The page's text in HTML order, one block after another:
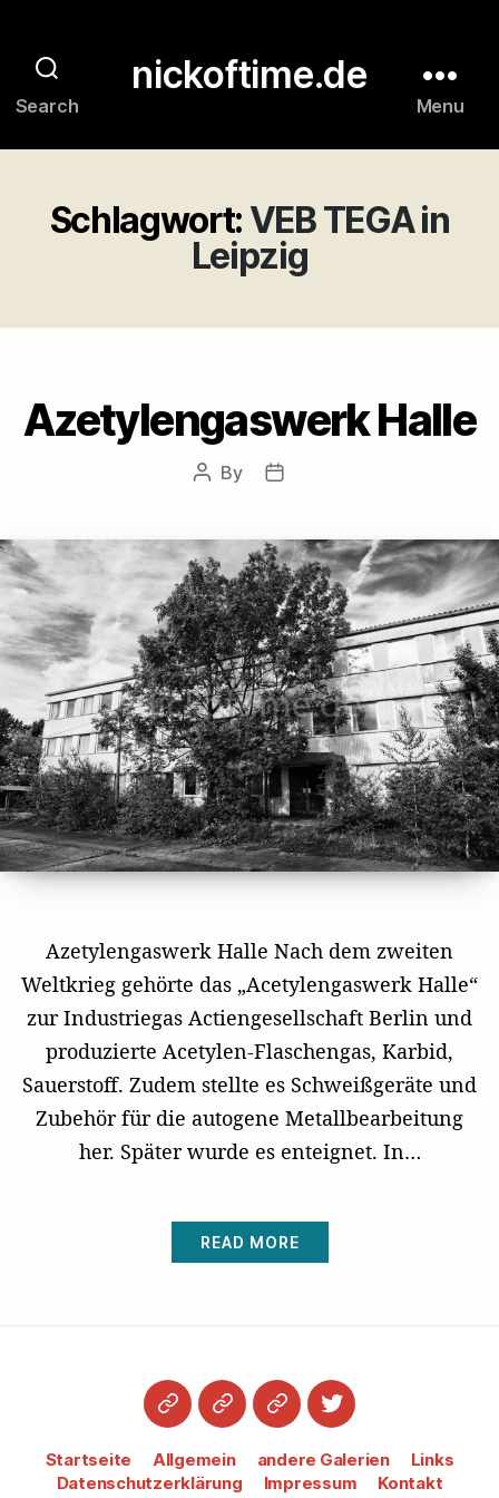
Search
nickoftime.de
Menu
Schlagwort: VEB TEGA in
Leipzig
Azetylengaswerk Halle
Post
By
Post
Azetylengaswerk Halle Nach dem zweiten
Weltkrieg gehörte das „Acetylengaswerk Halle“
zur Industriegas Actiengesellschaft Berlin und
produzierte Acetylen-Flaschengas, Karbid,
Sauerstoff. Zudem stellte es Schweißgeräte und
Zubehör für die autogene Metallbearbeitung
her. Später wurde es enteignet. In…
READ MORE
StartseiteDatenschutzerklärung
Impressum
Twitter
Startseite Allgemein andere Galerien
Links
Datenschutzerklärung
Impressum Kontakt